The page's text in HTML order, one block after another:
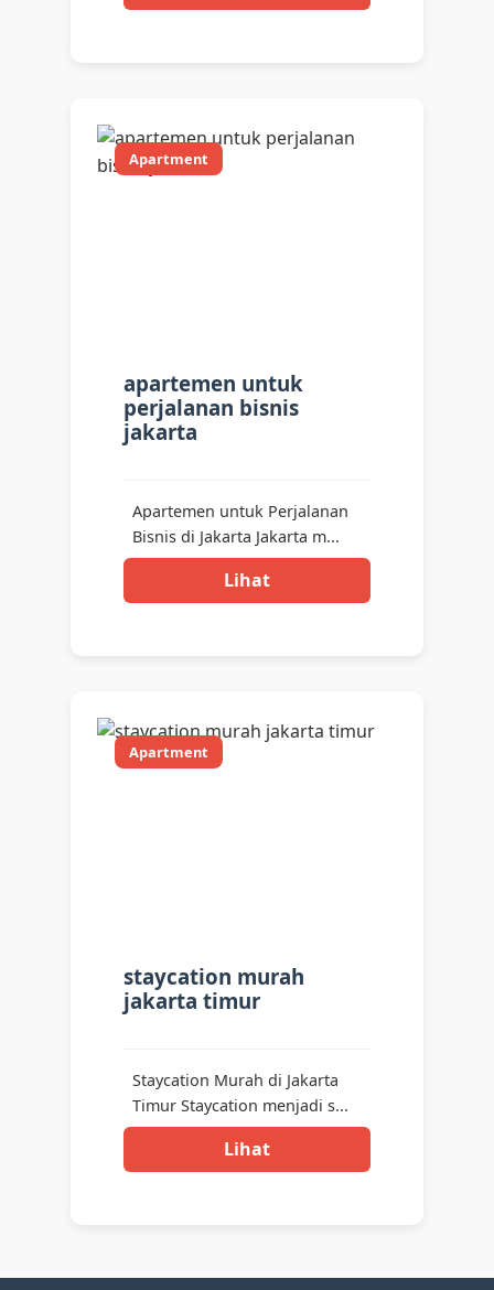
Apartment
apartemen untuk
perjalanan bisnis
jakarta
Apartemen untuk Perjalanan
Bisnis di Jakarta Jakarta m...
Lihat
Apartment
staycation murah
jakarta timur
Staycation Murah di Jakarta
Timur Staycation menjadi s...
Lihat